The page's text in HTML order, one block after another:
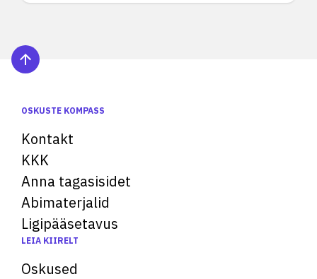
OSKUSTE KOMPASS
Kontakt
KKK
Anna tagasisidet
Abimaterjalid
Ligipääsetavus
LEIA KIIRELT
Oskused